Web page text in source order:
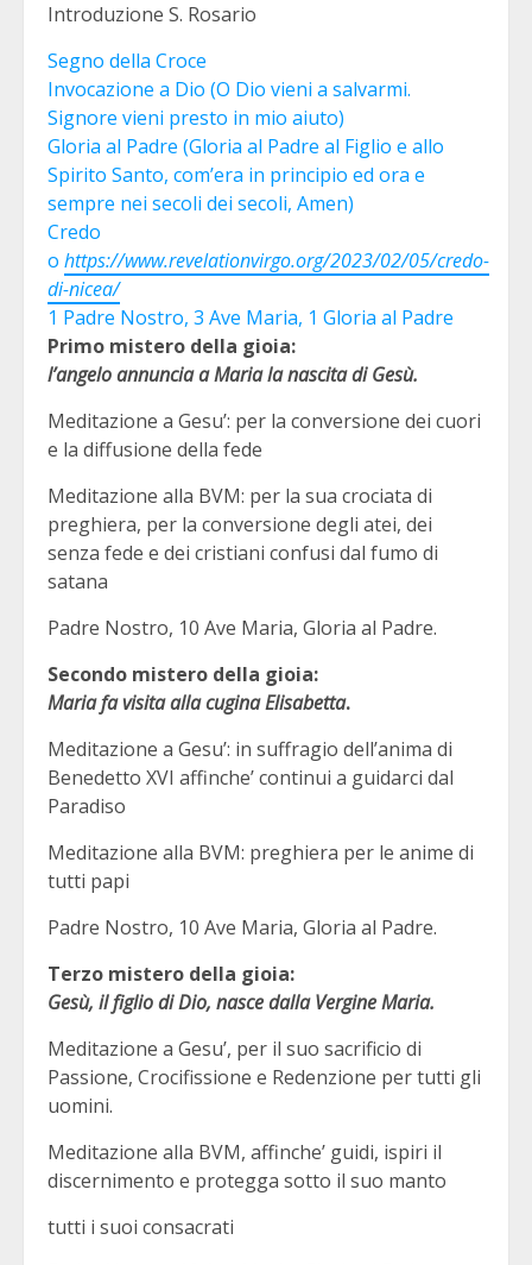
Introduzione S. Rosario
Segno della Croce
Invocazione a Dio (O Dio vieni a salvarmi.
Signore vieni presto in mio aiuto)
Gloria al Padre (Gloria al Padre al Figlio e allo
Spirito Santo, com’era in principio ed ora e
sempre nei secoli dei secoli, Amen)
Credo
o https://www.revelationvirgo.org/2023/02/05/credo-
di-nicea/
1 Padre Nostro, 3 Ave Maria, 1 Gloria al Padre
Primo mistero della gioia:
l’angelo annuncia a Maria la nascita di Gesù.
Meditazione a Gesu’: per la conversione dei cuori
e la diffusione della fede
Meditazione alla BVM: per la sua crociata di
preghiera, per la conversione degli atei, dei
senza fede e dei cristiani confusi dal fumo di
satana
Padre Nostro, 10 Ave Maria, Gloria al Padre.
Secondo mistero della gioia:
Maria fa visita alla cugina Elisabetta.
Meditazione a Gesu’: in suffragio dell’anima di
Benedetto XVI affinche’ continui a guidarci dal
Paradiso
Meditazione alla BVM: preghiera per le anime di
tutti papi
Padre Nostro, 10 Ave Maria, Gloria al Padre.
Terzo mistero della gioia:
Gesù, il figlio di Dio, nasce dalla Vergine Maria.
Meditazione a Gesu’, per il suo sacrificio di
Passione, Crocifissione e Redenzione per tutti gli
uomini.
Meditazione alla BVM, affinche’ guidi, ispiri il
discernimento e protegga sotto il suo manto
tutti i suoi consacrati